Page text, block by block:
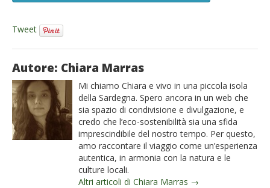
Tweet
Autore: Chiara Marras
Mi chiamo Chiara e vivo in una piccola isola
della Sardegna. Spero ancora in un web che
sia spazio di condivisione e divulgazione, e
credo che l’eco-sostenibilità sia una sfida
imprescindibile del nostro tempo. Per questo,
amo raccontare il viaggio come un’esperienza
autentica, in armonia con la natura e le
culture locali.
Altri articoli di Chiara Marras →